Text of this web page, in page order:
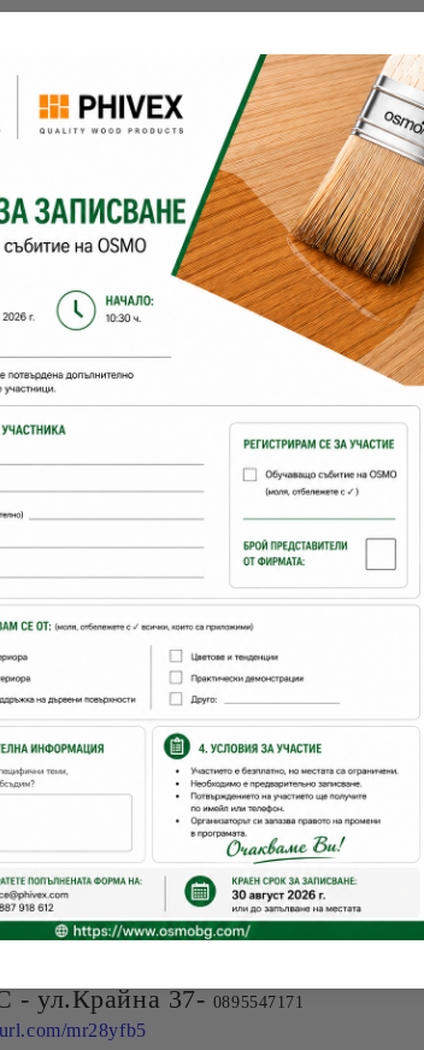
- ул. Метро 6 - 0885027445
bbstjh5w
-ул.Пловдивска 45 –
ТЪРНОВО– ул.Козлуджа №4 -
4ppcsfhd
-площад 20-
bdevm6wp
-ул. Ген. Гурко 27 - глухата
4259yxnt
- ул.Крайна 37-0895547171
mr28yfb5